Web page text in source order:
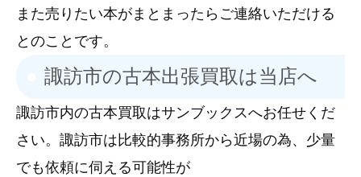
また売りたい本がまとまったらご連絡いただける
とのことです。
諏訪市の古本出張買取は当店へ
諏訪市内の古本買取はサンブックスへお任せくだ
さい。諏訪市は比較的事務所から近場の為、少量
でも依頼に伺える可能性が